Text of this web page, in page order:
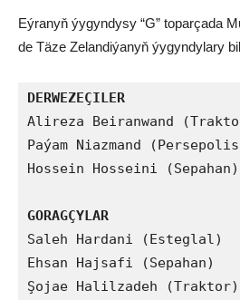
Eýranyň ýygyndysy “G” toparçada
de Täze Zelandiýanyň ýygyndylary
DERWEZEÇILER
Alireza Beiranwand
Paýam Niazmand
Hossein Hosseini (Sepahan)
GORAGÇYLAR
Saleh Hardani (Esteglal)
Ehsan Hajsafi (Sepahan)
Şojae Halilzadeh (Traktor)